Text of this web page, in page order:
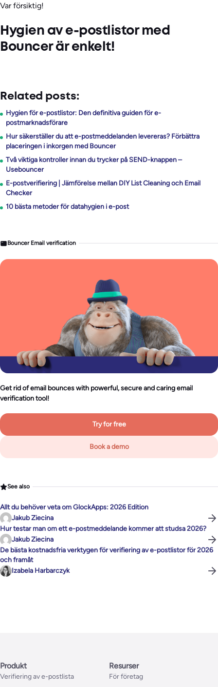
Var försiktig!
Hygien av e-postlistor med
Bouncer är enkelt!
Related posts:
Hygien för e-postlistor: Den definitiva guiden för e-
postmarknadsförare
Hur säkerställer du att e-postmeddelanden levereras? Förbättra
placeringen i inkorgen med Bouncer
Två viktiga kontroller innan du trycker på SEND-knappen –
Usebouncer
E-postverifiering | Jämförelse mellan DIY List Cleaning och Email
Checker
10 bästa metoder för datahygien i e-post
Bouncer Email verification
Get rid of email bounces with powerful, secure and caring email
verification tool!
Try for free
Book a demo
See also
Allt du behöver veta om GlockApps: 2026 Edition
Jakub Ziecina
Hur testar man om ett e-postmeddelande kommer att studsa 2026?
Jakub Ziecina
De bästa kostnadsfria verktygen för verifiering av e-postlistor för 2026
och framåt
Izabela Harbarczyk
Produkt
Verifiering av e-postlista
Resurser
För företag